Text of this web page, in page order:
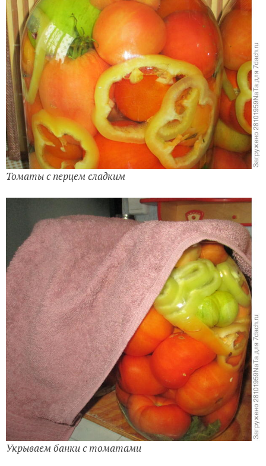
Затем сливаем воду в кастрюлю, добавляем соль,
сахарный песок, лимонную кислоту и снова доводим
до кипения. Кипящим рассолом заливаем снова
томаты, закрываем крышками и ставим под укрытие
до полного остывания.
Томаты с перцем сладким